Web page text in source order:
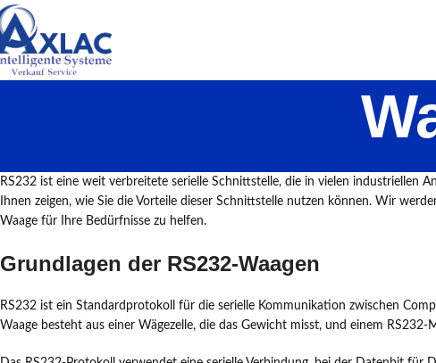
RS232 ist eine weit verbreitete serielle Schnittstelle, die in vielen industriellen
Ihnen zeigen, wie Sie die Vorteile dieser Schnittstelle nutzen können. Wir
Waage für Ihre Bedürfnisse zu helfen.
Grundlagen der RS232-Waagen
RS232 ist ein Standardprotokoll für die serielle Kommunikation zwischen
Waage besteht aus einer Wägezelle, die das Gewicht misst, und einem